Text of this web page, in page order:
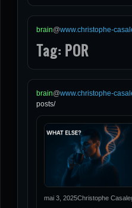
brain@www.christophe-
Tag: POR
brain@www.christophe-
posts/
mai 3, 2025Christophe